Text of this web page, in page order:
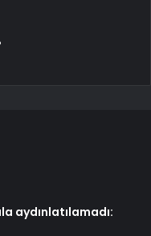
aydınlatılamadı: